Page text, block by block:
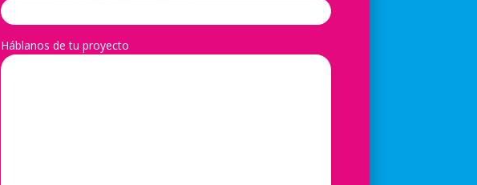
Háblanos de tu proyecto